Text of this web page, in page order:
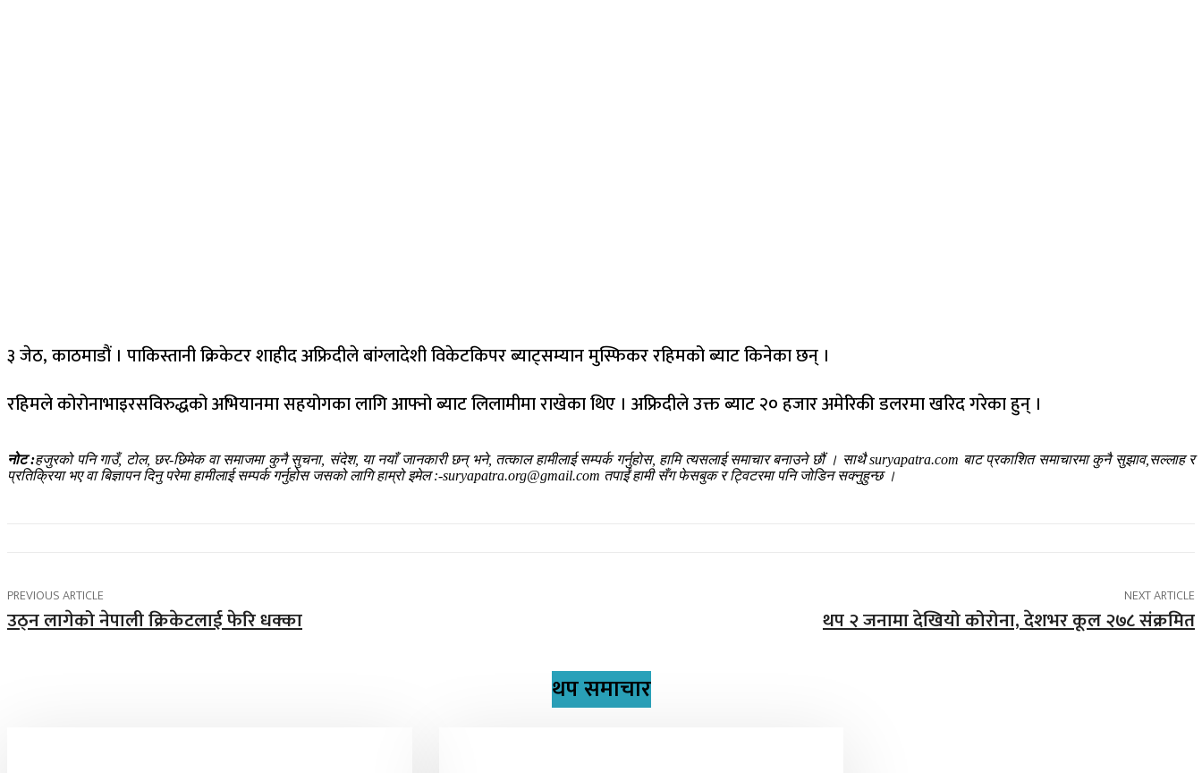
३ जेठ, काठमाडौं । पाकिस्तानी क्रिकेटर शाहीद अफ्रिदीले बांग्लादेशी विकेटकिपर ब्याट्सम्यान मुस्फिकर रहिमको ब्याट किनेका छन् ।
रहिमले कोरोनाभाइरसविरुद्धको अभियानमा सहयोगका लागि आफ्नो ब्याट लिलामीमा राखेका थिए । अफ्रिदीले उक्त ब्याट २० हजार अमेरिकी डलरमा खरिद गरेका हुन् ।
नोट :हजुरको पनि गाउँ, टोल, छर-छिमेक वा समाजमा कुनै सुचना, संदेश, या नयाँ जानकारी छन् भने, तत्काल हामीलाई सम्पर्क गर्नुहोस, हामि त्यसलाई समाचार बनाउने छौं । साथै suryapatra.com बाट प्रकाशित समाचारमा कुनै सुझाव,सल्लाह र
प्रतिक्रिया भए वा बिज्ञापन दिनु परेमा हामीलाई सम्पर्क गर्नुहोस जसको लागि हाम्रो इमेल :-suryapatra.org@gmail.com तपाईं हामी सँग फेसबुक र ट्विटरमा पनि जोडिन सक्नुहुन्छ ।
PREVIOUS ARTICLE
उठ्न लागेको नेपाली क्रिकेटलाई फेरि धक्का
NEXT ARTICLE
थप २ जनामा देखियो कोरोना, देशभर कूल २७८ संक्रमित
थप समाचार